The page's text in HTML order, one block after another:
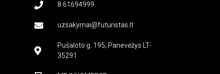
8 61694999
uzsakymai@futuristas.lt
Pušaloto g. 195, Panevėžys LT-
35291